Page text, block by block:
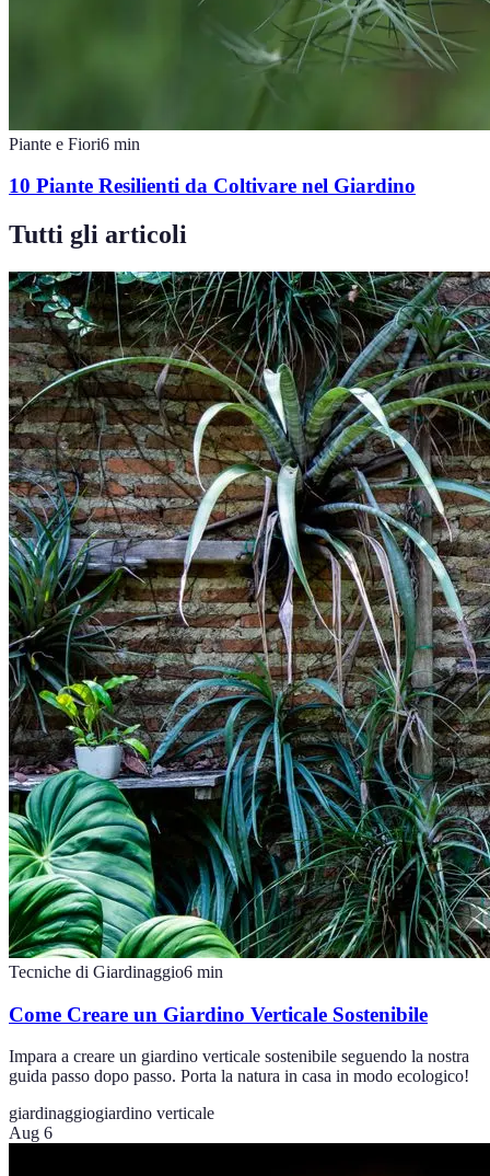
Piante e Fiori6 min
10 Piante Resilienti da Coltivare nel Giardino
Tutti gli articoli
Tecniche di Giardinaggio6 min
Come Creare un Giardino Verticale Sostenibile
Impara a creare un giardino verticale sostenibile seguendo la nostra
guida passo dopo passo. Porta la natura in casa in modo ecologico!
giardinaggiogiardino verticale
Aug 6